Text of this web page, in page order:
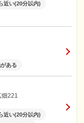
近い(20分以内)
ある
畑221
近い(20分以内)